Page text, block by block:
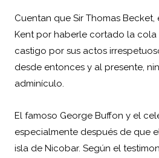
Cuentan que Sir Thomas
Kent por haberle cortado la cola
castigo por sus actos
desde entonces y al presente,
adminículo.
El famoso George Buffon y el
especialmente después de que
isla de Nicobar. Según el